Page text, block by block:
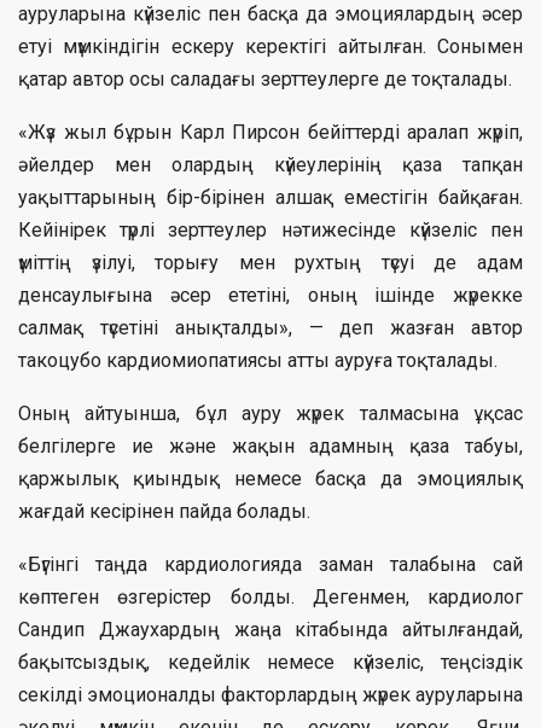
ауруларына күйзеліс пен басқа да эмоциялардың әсер
етуі мүмкіндігін ескеру керектігі айтылған. Сонымен
қатар автор осы саладағы зерттеулерге де тоқталады.
«Жүз жыл бұрын Карл Пирсон бейіттерді аралап жүріп,
әйелдер мен олардың күйеулерінің қаза тапқан
уақыттарының бір-бірінен алшақ еместігін байқаған.
Кейінірек түрлі зерттеулер нәтижесінде күйзеліс пен
үміттің үзілуі, торығу мен рухтың түсуі де адам
денсаулығына әсер ететіні, оның ішінде жүрекке
салмақ түсетіні анықталды», — деп жазған автор
такоцубо кардиомиопатиясы атты ауруға тоқталады.
Оның айтуынша, бұл ауру жүрек талмасына ұқсас
белгілерге ие және жақын адамның қаза табуы,
қаржылық қиындық немесе басқа да эмоциялық
жағдай кесірінен пайда болады.
«Бүгінгі таңда кардиологияда заман талабына сай
көптеген өзгерістер болды. Дегенмен, кардиолог
Сандип Джаухардың жаңа кітабында айтылғандай,
бақытсыздық, кедейлік немесе күйзеліс, теңсіздік
секілді эмоционалды факторлардың жүрек ауруларына